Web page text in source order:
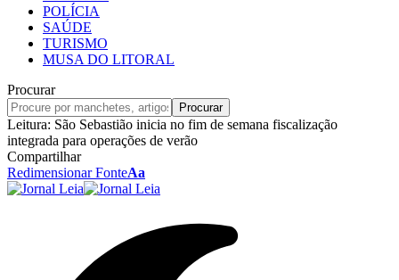
POLÍCIA
SAÚDE
TURISMO
MUSA DO LITORAL
Procurar
Leitura: São Sebastião inicia no fim de semana fiscalização
integrada para operações de verão
Compartilhar
Redimensionar FonteAa